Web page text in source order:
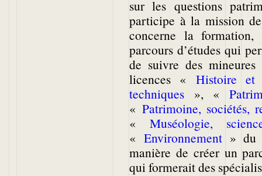
sur les questions
participe à la mission
concerne la formation,
parcours d’études qui
de suivre des
licences « Histoire et
techniques », «
« Patrimoine, sociétés,
«Muséologie,
« Environnement» du
manière de créer un
qui formerait des